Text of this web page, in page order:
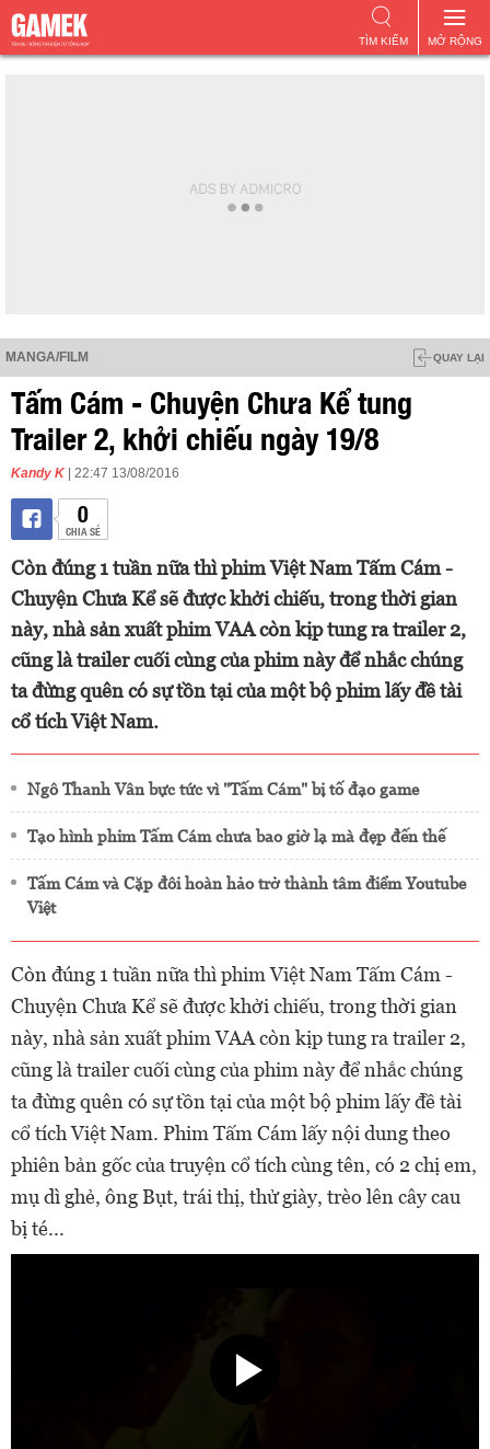
MỞ RỘNG
TÌM KIẾM
MANGA/FILM QUAY LẠI
Tấm Cám - Chuyện Chưa Kể tung
Trailer 2, khởi chiếu ngày 19/8
Kandy K | 22:47 13/08/2016
0
CHIA SẺ
Còn đúng 1 tuần nữa thì phim Việt Nam Tấm Cám -
Chuyện Chưa Kể sẽ được khởi chiếu, trong thời gian
này, nhà sản xuất phim VAA còn kịp tung ra trailer 2,
cũng là trailer cuối cùng của phim này để nhắc chúng
ta đừng quên có sự tồn tại của một bộ phim lấy đề tài
cổ tích Việt Nam.
Ngô Thanh Vân bực tức vì "Tấm Cám" bị tố đạo game
Tạo hình phim Tấm Cám chưa bao giờ lạ mà đẹp đến thế
Tấm Cám và Cặp đôi hoàn hảo trở thành tâm điểm Youtube
Việt
Còn đúng 1 tuần nữa thì phim Việt Nam Tấm Cám -
Chuyện Chưa Kể sẽ được khởi chiếu, trong thời gian
này, nhà sản xuất phim VAA còn kịp tung ra trailer 2,
cũng là trailer cuối cùng của phim này để nhắc chúng
ta đừng quên có sự tồn tại của một bộ phim lấy đề tài
cổ tích Việt Nam. Phim Tấm Cám lấy nội dung theo
phiên bản gốc của truyện cổ tích cùng tên, có 2 chị em,
mụ dì ghẻ, ông Bụt, trái thị, thử giày, trèo lên cây cau
bị té...​